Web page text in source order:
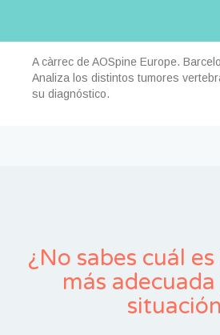
A càrrec de AOSpine Europe.
Analiza los distintos tumores
su diagnóstico.
¿No sabes cuál
más